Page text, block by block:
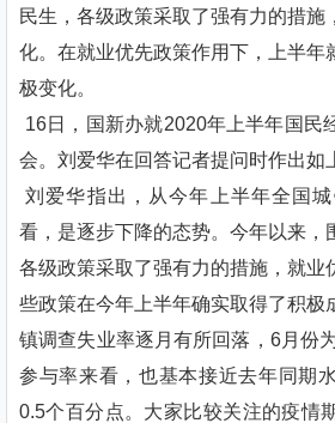
民生，各级政策采取了强有力的措施
化。在就业优先政策作用下，上半年
极变化。
16日，国新办就2020年上半年国民
会。刘爱华在回答记者提问时作出如
刘爱华指出，从今年上半年全国
看，是逐步下降的态势。今年以来，
各级政策采取了强有力的措施，就业
些政策在今年上半年确实取得了积极
镇调查失业率逐月有所回落，6月份
参与率来看，也基本接近去年同期
0.5个百分点。大家比较关注的疫情